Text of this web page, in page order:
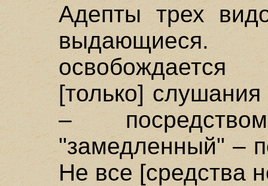
Адепты трех
освобождается
[только]
–
"замедленный" –
Не все [средства